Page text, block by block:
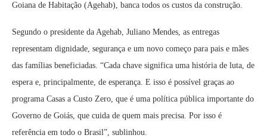
Goiana de Habitação (Agehab), banca todos os custos da construção.
Segundo o presidente da Agehab, Juliano Mendes, as entregas
representam dignidade, segurança e um novo começo para pais e mães
das famílias beneficiadas. “Cada chave significa uma história de luta, de
espera e, principalmente, de esperança. E isso é possível graças ao
programa Casas a Custo Zero, que é uma política pública importante do
Governo de Goiás, que cuida de quem mais precisa. Por isso é
referência em todo o Brasil”, sublinhou.